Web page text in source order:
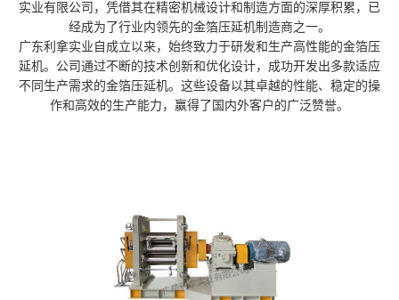
实业有限公司，凭借其在精密机械设计和制造方面的深厚积累，已
经成为了行业内领先的金箔压延机制造商之一。
广东利拿实业自成立以来，始终致力于研发和生产高性能的金箔压
延机。公司通过不断的技术创新和优化设计，成功开发出多款适应
不同生产需求的金箔压延机。这些设备以其卓越的性能、稳定的操
作和高效的生产能力，赢得了国内外客户的广泛赞誉。